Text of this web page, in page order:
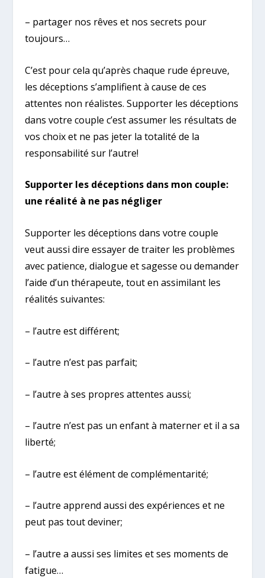
– partager nos rêves et nos secrets pour
toujours…
C’est pour cela qu’après chaque rude épreuve,
les déceptions s’amplifient à cause de ces
attentes non réalistes. Supporter les déceptions
dans votre couple c’est assumer les résultats de
vos choix et ne pas jeter la totalité de la
responsabilité sur l’autre!
Supporter les déceptions dans mon couple:
une réalité à ne pas négliger
Supporter les déceptions dans votre couple
veut aussi dire essayer de traiter les problèmes
avec patience, dialogue et sagesse ou demander
l’aide d’un thérapeute, tout en assimilant les
réalités suivantes:
– l’autre est différent;
– l’autre n’est pas parfait;
– l’autre à ses propres attentes aussi;
– l’autre n’est pas un enfant à materner et il a sa
liberté;
– l’autre est élément de complémentarité;
– l’autre apprend aussi des expériences et ne
peut pas tout deviner;
– l’autre a aussi ses limites et ses moments de
fatigue…